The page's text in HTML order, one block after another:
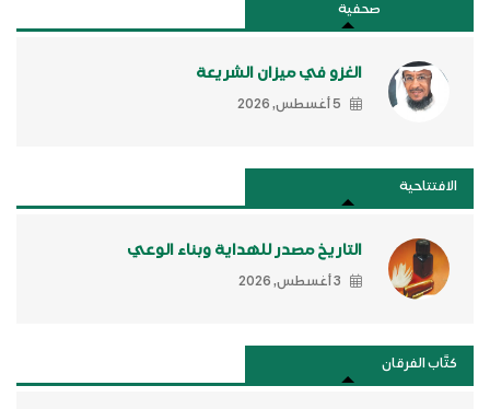
صحفية
الغزو في ميزان الشريعة
5 أغسطس, 2026
الافتتاحية
التاريخ مصدر للهداية وبناء الوعي
3 أغسطس, 2026
كتَّاب الفرقان